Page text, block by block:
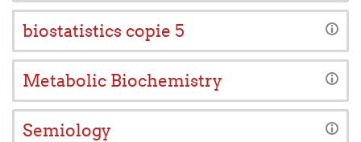
biostatistics copie 5
Metabolic Biochemistry
Semiology